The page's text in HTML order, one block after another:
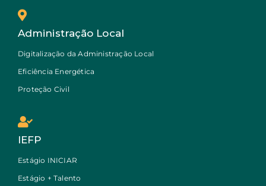
Administração Local
Digitalização da Administração Local
Eficiência Energética
Proteção Civil
IEFP
Estágio INICIAR
Estágio + Talento